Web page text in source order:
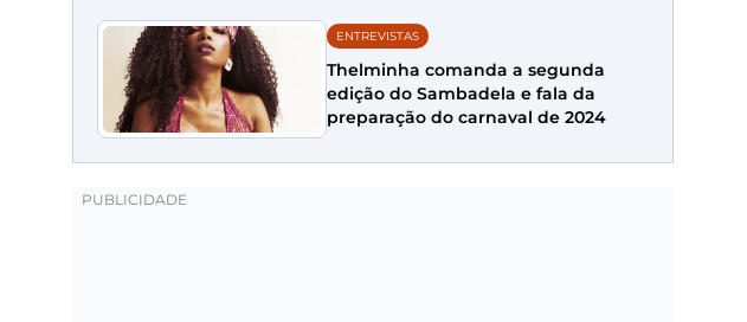
ENTREVISTAS
Thelminha comanda a segunda
edição do Sambadela e fala da
preparação do carnaval de 2024